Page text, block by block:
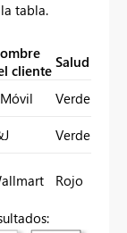
tabla.
cliente Salud
Verde
Verde
Rojo